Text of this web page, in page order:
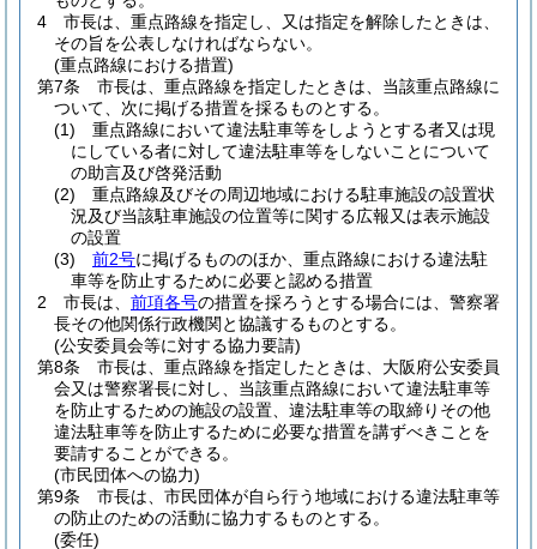
4
市長は、重点路線を指定し、又は指定を解除したときは、
その旨を公表しなければならない。
(重点路線における措置)
第7条
市長は、重点路線を指定したときは、当該重点路線に
ついて、次に掲げる措置を採るものとする。
(1)
重点路線において違法駐車等をしようとする者又は現
にしている者に対して違法駐車等をしないことについて
の助言及び啓発活動
(2)
重点路線及びその周辺地域における駐車施設の設置状
況及び当該駐車施設の位置等に関する広報又は表示施設
の設置
(3)
前2号に掲げるもののほか、重点路線における違法駐
車等を防止するために必要と認める措置
2
市長は、 前項各号の措置を採ろうとする場合には、警察署
長その他関係行政機関と協議するものとする。
(公安委員会等に対する協力要請)
第8条
市長は、重点路線を指定したときは、大阪府公安委員
会又は警察署長に対し、当該重点路線において違法駐車等
を防止するための施設の設置、違法駐車等の取締りその他
違法駐車等を防止するために必要な措置を講ずべきことを
要請することができる。
(市民団体への協力)
第9条
市長は、市民団体が自ら行う地域における違法駐車等
の防止のための活動に協力するものとする。
(委任)